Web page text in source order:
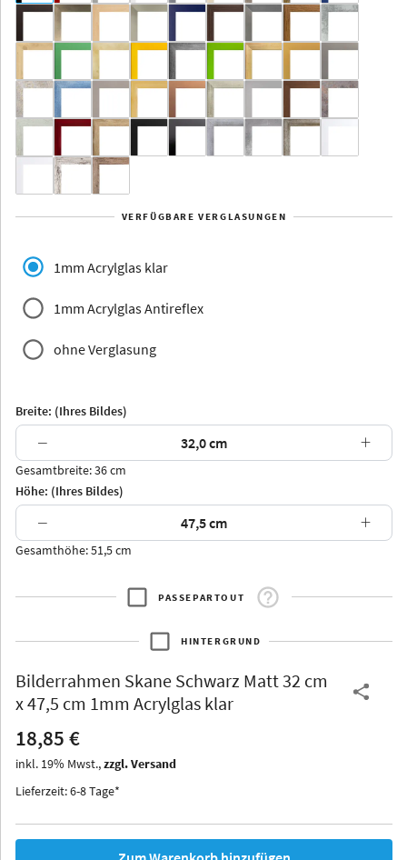
Rahmenloser
Bildhalter
Yukon
Jersey Dauphine
Arran Luzern
Thurgau
Iowa
VERFÜGBARE VERGLASUNGEN
1mm Acrylglas klar
1mm Acrylglas Antireflex
ohne Verglasung
Breite: (Ihres Bildes)
− +
Gesamtbreite: 36 cm
Höhe: (Ihres Bildes)
− +
Gesamthöhe: 51,5 cm
PASSEPARTOUT
HINTERGRUND
Bilderrahmen Skane Schwarz Matt 32 cm
x 47,5 cm 1mm Acrylglas klar
18,85 €
inkl. 19% Mwst.,zzgl. Versand
Lieferzeit: 6-8 Tage*